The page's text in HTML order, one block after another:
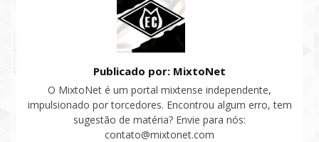
Publicado por: MixtoNet
O MixtoNet é um portal mixtense independente,
impulsionado por torcedores. Encontrou algum erro, tem
sugestão de matéria? Envie para nós:
contato@mixtonet.com